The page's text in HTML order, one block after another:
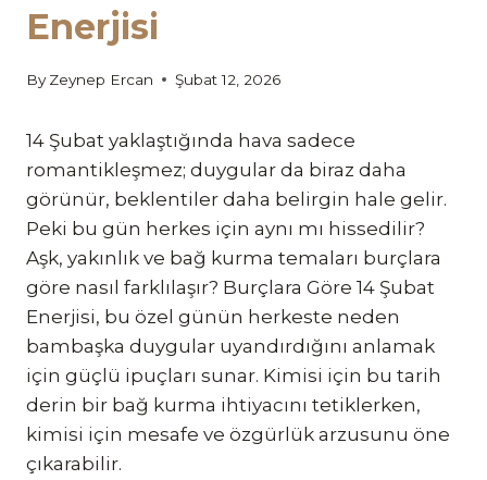
Enerjisi
By Zeynep Ercan Şubat 12, 2026
14 Şubat yaklaştığında hava sadece
romantikleşmez; duygular da biraz daha
görünür, beklentiler daha belirgin hale gelir.
Peki bu gün herkes için aynı mı hissedilir?
Aşk, yakınlık ve bağ kurma temaları burçlara
göre nasıl farklılaşır? Burçlara Göre 14 Şubat
Enerjisi, bu özel günün herkeste neden
bambaşka duygular uyandırdığını anlamak
için güçlü ipuçları sunar. Kimisi için bu tarih
derin bir bağ kurma ihtiyacını tetiklerken,
kimisi için mesafe ve özgürlük arzusunu öne
çıkarabilir.